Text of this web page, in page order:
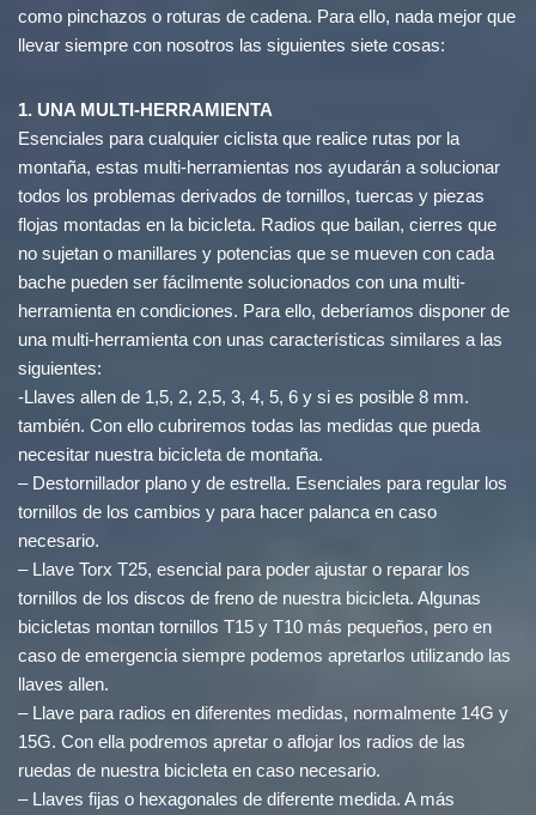
como pinchazos o roturas de cadena. Para ello, nada mejor que
llevar siempre con nosotros las siguientes siete cosas:
1. UNA MULTI-HERRAMIENTA
Esenciales para cualquier ciclista que realice rutas por la
montaña, estas multi-herramientas nos ayudarán a solucionar
todos los problemas derivados de tornillos, tuercas y piezas
flojas montadas en la bicicleta. Radios que bailan, cierres que
no sujetan o manillares y potencias que se mueven con cada
bache pueden ser fácilmente solucionados con una multi-
herramienta en condiciones. Para ello, deberíamos disponer de
una multi-herramienta con unas características similares a las
siguientes:
-Llaves allen de 1,5, 2, 2,5, 3, 4, 5, 6 y si es posible 8 mm.
también. Con ello cubriremos todas las medidas que pueda
necesitar nuestra bicicleta de montaña.
– Destornillador plano y de estrella. Esenciales para regular los
tornillos de los cambios y para hacer palanca en caso
necesario.
– Llave Torx T25, esencial para poder ajustar o reparar los
tornillos de los discos de freno de nuestra bicicleta. Algunas
bicicletas montan tornillos T15 y T10 más pequeños, pero en
caso de emergencia siempre podemos apretarlos utilizando las
llaves allen.
– Llave para radios en diferentes medidas, normalmente 14G y
15G. Con ella podremos apretar o aflojar los radios de las
ruedas de nuestra bicicleta en caso necesario.
– Llaves fijas o hexagonales de diferente medida. A más